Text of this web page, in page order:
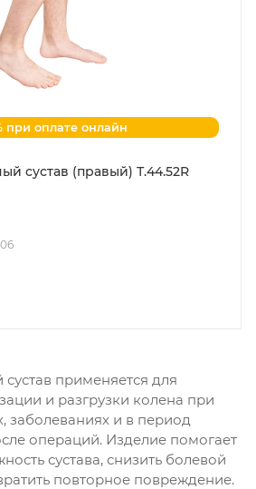
при оплате онлайн
сустав (правый) Т.44.52R
применяется для
и разгрузки колена при
заболеваниях и в период
операций. Изделие помогает
сустава, снизить болевой
повторное повреждение.